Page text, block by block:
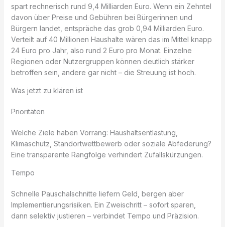
spart rechnerisch rund 9,4 Milliarden Euro. Wenn ein Zehntel
davon über Preise und Gebühren bei Bürgerinnen und
Bürgern landet, entspräche das grob 0,94 Milliarden Euro.
Verteilt auf 40 Millionen Haushalte wären das im Mittel knapp
24 Euro pro Jahr, also rund 2 Euro pro Monat. Einzelne
Regionen oder Nutzergruppen können deutlich stärker
betroffen sein, andere gar nicht – die Streuung ist hoch.
Was jetzt zu klären ist
Prioritäten
Welche Ziele haben Vorrang: Haushaltsentlastung,
Klimaschutz, Standortwettbewerb oder soziale Abfederung?
Eine transparente Rangfolge verhindert Zufallskürzungen.
Tempo
Schnelle Pauschalschnitte liefern Geld, bergen aber
Implementierungsrisiken. Ein Zweischritt – sofort sparen,
dann selektiv justieren – verbindet Tempo und Präzision.